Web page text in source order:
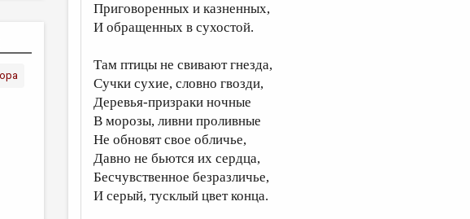
Приговоренных и казненных,
И обращенных в сухостой.
Там птицы не свивают гнезда,
Сучки cухие, словно гвозди,
Деревья-призраки ночные
В морозы, ливни проливные
Не обновят свое обличье,
Давно не бьются их сердца,
Бесчувственное безразличье,
И серый, тусклый цвет конца.